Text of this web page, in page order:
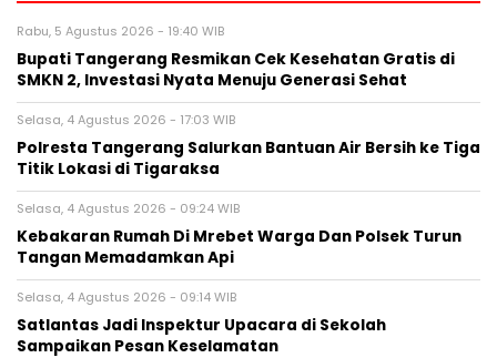
Rabu, 5 Agustus 2026 - 19:40 WIB
‎Bupati Tangerang Resmikan Cek Kesehatan Gratis di
SMKN 2, Investasi Nyata Menuju Generasi Sehat
Selasa, 4 Agustus 2026 - 17:03 WIB
Polresta Tangerang Salurkan Bantuan Air Bersih ke Tiga
Titik Lokasi di Tigaraksa
Selasa, 4 Agustus 2026 - 09:24 WIB
Kebakaran Rumah Di Mrebet Warga Dan Polsek Turun
Tangan Memadamkan Api
Selasa, 4 Agustus 2026 - 09:14 WIB
Satlantas Jadi Inspektur Upacara di Sekolah
Sampaikan Pesan Keselamatan